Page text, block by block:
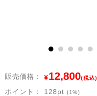
販売価格： ¥12,800(税込)
ポイント： 128pt (1%)